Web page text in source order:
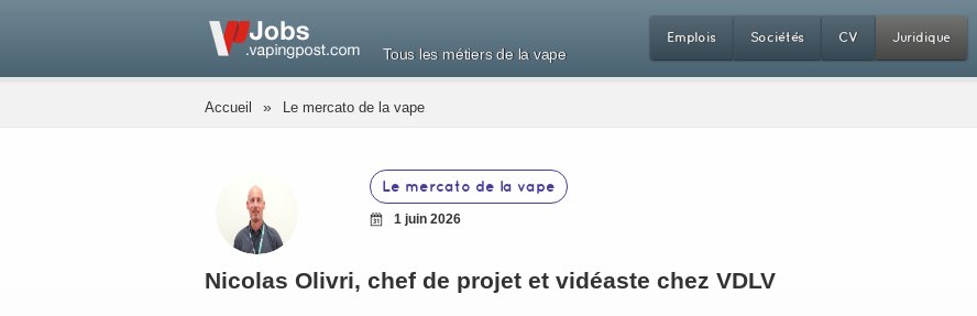
Tous les métiers de la vape
Emplois Sociétés CV Juridique
Accueil » Le mercato de la vape
Le mercato de la vape
1 juin 2026
Nicolas Olivri, chef de projet et vidéaste chez VDLV